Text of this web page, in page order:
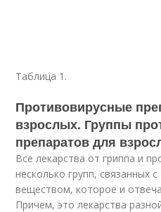
Таблица 1.
Противовирусные
взрослых. Группы
препаратов для
Все лекарства от гриппа и
несколько групп, связанных
веществом, которое и
Причем, это лекарства